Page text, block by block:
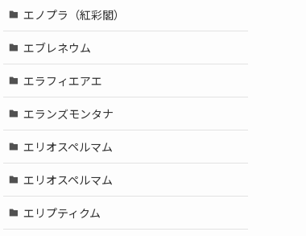
エノプラ（紅彩閣）
エブレネウム
エラフィエアエ
エランズモンタナ
エリオスペルマム
エリオスペルマム
エリプティクム